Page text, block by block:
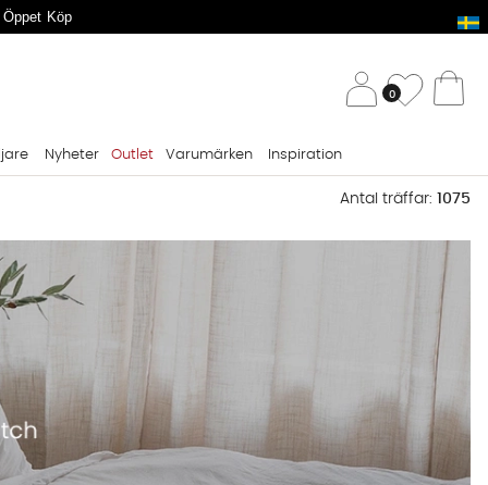
Köp
0
Nyheter Outlet Varumärken Inspiration
Antal träffar: 1075